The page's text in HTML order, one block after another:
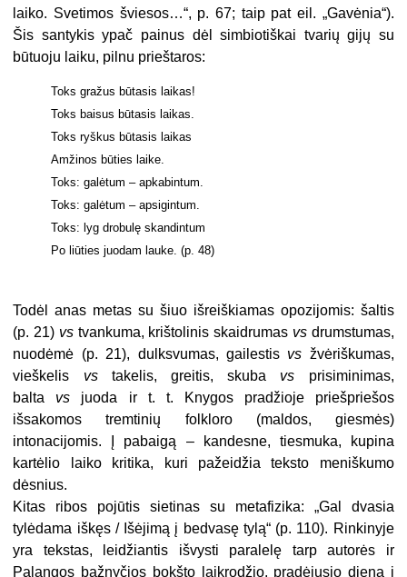
laiko. Svetimos šviesos…“, p. 67; taip pat eil. „Gavėnia“).
Šis santykis ypač painus dėl simbiotiškai tvarių gijų su
būtuoju laiku, pilnu prieštaros:
Toks gražus būtasis laikas!
Toks baisus būtasis laikas.
Toks ryškus būtasis laikas
Amžinos būties laike.
Toks: galėtum – apkabintum.
Toks: galėtum – apsigintum.
Toks: lyg drobulę skandintum
Po liūties juodam lauke. (p. 48)
Todėl anas metas su šiuo išreiškiamas opozijomis: šaltis
(p. 21) vstvankuma, krištolinis skaidrumas vsdrumstumas,
nuodėmė (p. 21), dulksvumas, gailestis vs žvėriškumas,
vieškelis vstakelis, greitis, skuba vs prisiminimas,
balta vs juoda ir t. t. Knygos pradžioje priešpriešos
išsakomos tremtinių folkloro (maldos, giesmės)
intonacijomis. Į pabaigą – kandesne, tiesmuka, kupina
kartėlio laiko kritika, kuri pažeidžia teksto meniškumo
dėsnius.
Kitas ribos pojūtis sietinas su metafizika: „Gal dvasia
tylėdama iškęs / Išėjimą į bedvasę tylą“ (p. 110). Rinkinyje
yra tekstas, leidžiantis išvysti paralelę tarp autorės ir
Palangos bažnyčios bokšto laikrodžio, pradėjusio diena į